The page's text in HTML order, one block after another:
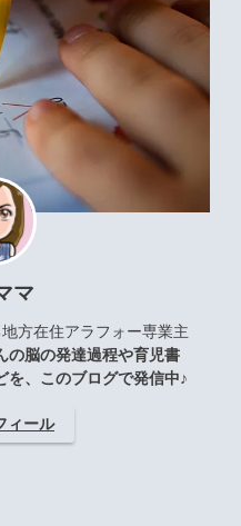
マ
方在住アラフォー専業主
の脳の発達過程や育児書
を、このブログで発信中♪
ィール